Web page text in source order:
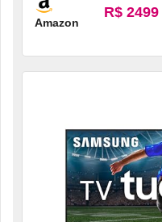
Amazon
R$ 2499